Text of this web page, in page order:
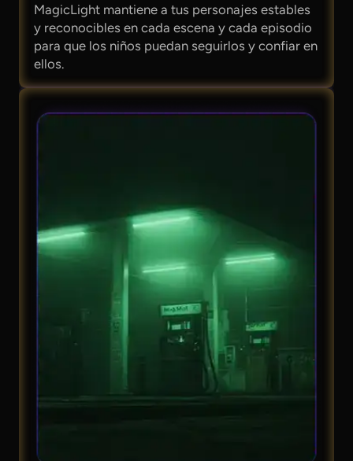
MagicLight mantiene a tus personajes estables
y reconocibles en cada escena y cada episodio
para que los niños puedan seguirlos y confiar en
ellos.